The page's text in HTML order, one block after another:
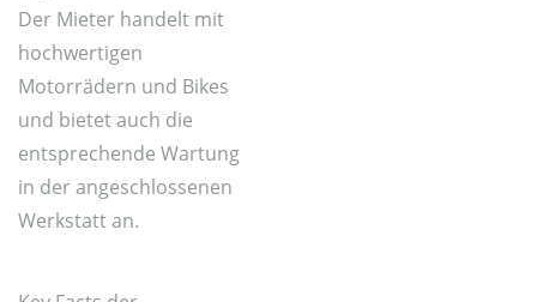
Der Mieter handelt mit
hochwertigen
Motorrädern und Bikes
und bietet auch die
entsprechende Wartung
in der angeschlossenen
Werkstatt an.